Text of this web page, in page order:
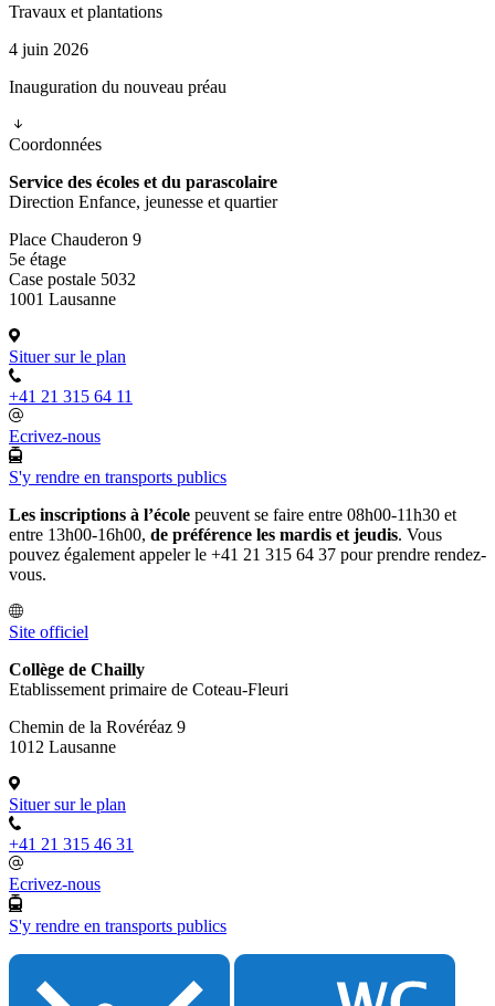
Travaux et plantations
4 juin 2026
Inauguration du nouveau préau
Coordonnées
Service des écoles et du parascolaire
Direction Enfance, jeunesse et quartier
Place Chauderon 9
5e étage
Case postale 5032
1001 Lausanne
Situer sur le plan
+41 21 315 64 11
Ecrivez-nous
S'y rendre en transports publics
Les inscriptions à l’école peuvent se faire entre 08h00-11h30 et
entre 13h00-16h00, de préférence les mardis et jeudis. Vous
pouvez également appeler le +41 21 315 64 37 pour prendre rendez-
vous.
Site officiel
Collège de Chailly
Etablissement primaire de Coteau-Fleuri
Chemin de la Rovéréaz 9
1012 Lausanne
Situer sur le plan
+41 21 315 46 31
Ecrivez-nous
S'y rendre en transports publics